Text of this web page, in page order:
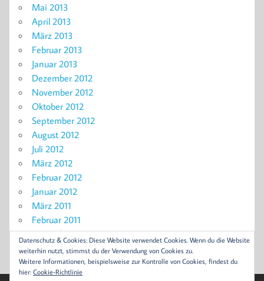
Mai 2013
April 2013
März 2013
Februar 2013
Januar 2013
Dezember 2012
November 2012
Oktober 2012
September 2012
August 2012
Juli 2012
März 2012
Februar 2012
Januar 2012
März 2011
Februar 2011
November 2010
September 2010
Datenschutz & Cookies: Diese Website verwendet Cookies. Wenn du die Website
weiterhin nutzt, stimmst du der Verwendung von Cookies zu.
Weitere Informationen, beispielsweise zur Kontrolle von Cookies, findest du
hier: Cookie-Richtlinie